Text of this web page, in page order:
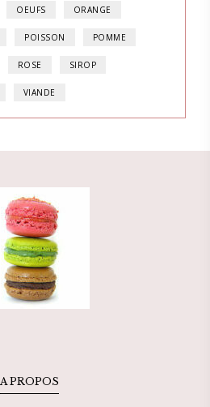
OEUFS ORANGE
POISSON POMME
ROSE SIROP
VIANDE
A PROPOS